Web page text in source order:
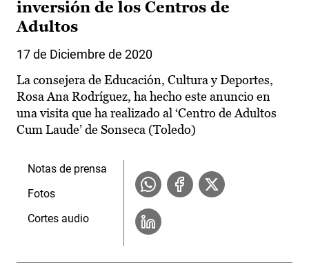
inversión de los Centros de
Adultos
17 de Diciembre de 2020
La consejera de Educación, Cultura y Deportes,
Rosa Ana Rodríguez, ha hecho este anuncio en
una visita que ha realizado al ‘Centro de Adultos
Cum Laude’ de Sonseca (Toledo)
Notas de prensa
Fotos
Cortes audio